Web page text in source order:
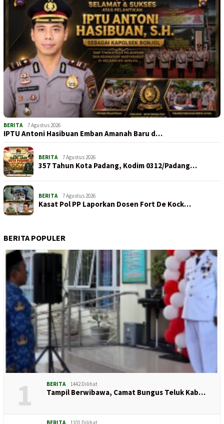
BERITA 7 Agustus 2026
IPTU Antoni Hasibuan Emban Amanah Baru d…
BERITA 7 Agustus 2026
357 Tahun Kota Padang, Kodim 0312/Padang…
BERITA 7 Agustus 2026
Kasat Pol PP Laporkan Dosen Fort De Kock…
BERITA POPULER
1 BERITA 1442 Dilihat
Tampil Berwibawa, Camat Bungus Teluk Kab…